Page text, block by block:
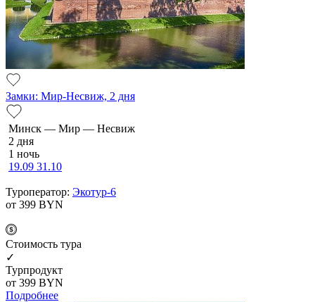
Замки: Мир-Несвиж, 2 дня
Минск — Мир — Несвиж
2 дня
1 ночь
19.09 31.10
Туроператор: Экотур-6
от 399 BYN
Cтоимость тура
✓
Турпродукт
от 399 BYN
Подробнее